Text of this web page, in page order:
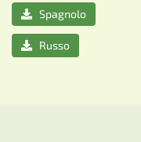
Spagnolo
Russo